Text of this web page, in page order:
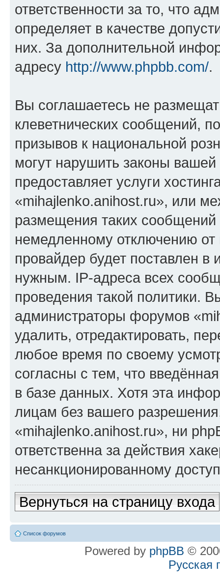
ответственности за то, что
определяет в качестве
них. За дополнительной
адресу http://www.phpbb.com/.
Вы соглашаетесь не
клеветнических сообщений,
призывов к национальной
могут нарушить законы
предоставляет услуги
«mihajlenko.anihost.ru», или
размещения таких
немедленному отключению
провайдер будет поставлен в
нужным. IP-адреса всех
проведения такой политики.
администраторы форумов
удалить, отредактировать,
любое время по своему
согласны с тем, что
в базе данных. Хотя эта
лицам без вашего
«mihajlenko.anihost.ru», ни
ответственна за действия
несанкционированному
Вернуться на страницу входа
Список форумов
Powered by phpBB ©
Русская